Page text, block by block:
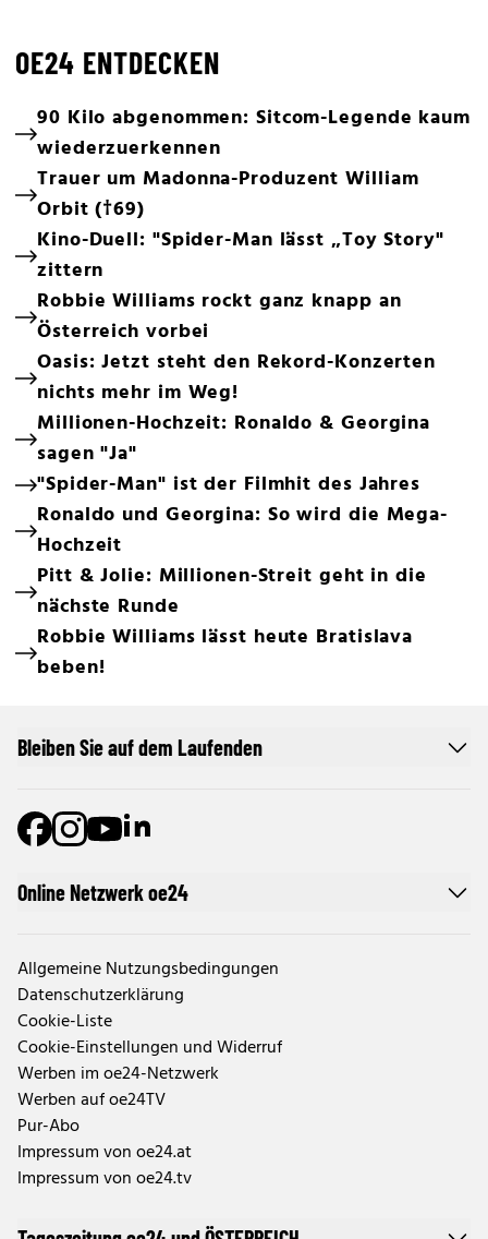
OE24 ENTDECKEN
90 Kilo abgenommen: Sitcom-Legende kaum
wiederzuerkennen
Trauer um Madonna-Produzent William
Orbit (†69)
Kino-Duell: "Spider-Man lässt „Toy Story"
zittern
Robbie Williams rockt ganz knapp an
Österreich vorbei
Oasis: Jetzt steht den Rekord-Konzerten
nichts mehr im Weg!
Millionen-Hochzeit: Ronaldo & Georgina
sagen "Ja"
"Spider-Man" ist der Filmhit des Jahres
Ronaldo und Georgina: So wird die Mega-
Hochzeit
Pitt & Jolie: Millionen-Streit geht in die
nächste Runde
Robbie Williams lässt heute Bratislava
beben!
Online Netzwerk oe24
Allgemeine Nutzungsbedingungen
Datenschutzerklärung
Cookie-Liste
Cookie-Einstellungen und Widerruf
Werben im oe24-Netzwerk
Werben auf oe24TV
Pur-Abo
Impressum von oe24.at
Impressum von oe24.tv
Bleiben Sie auf dem Laufenden